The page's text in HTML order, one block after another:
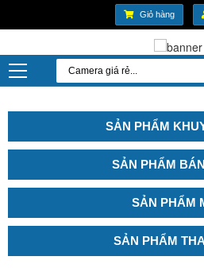
Giỏ hàng
SẢN PHẨM
SẢN PHẨM
SẢN PHẨM
SẢN PHẨM